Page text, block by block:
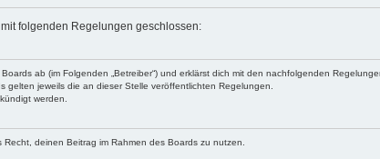
mit folgenden Regelungen geschlossen:
ab (im Folgenden „Betreiber“) und erklärst dich mit den nachfolgenden
jeweils die an dieser Stelle veröffentlichten Regelungen.
werden.
deinen Beitrag im Rahmen des Boards zu nutzen.